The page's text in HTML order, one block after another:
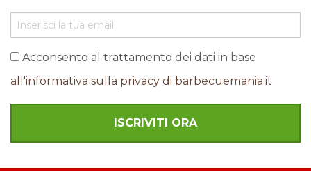
Acconsento al trattamento dei dati in base
all'informativa sulla privacy di barbecuemania.it